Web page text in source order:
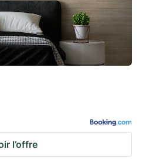
l’offre